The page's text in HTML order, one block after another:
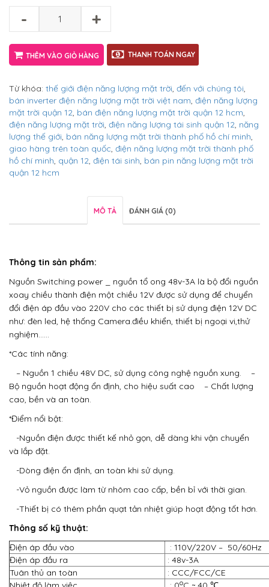
- +
THÊM VÀO GIỎ HÀNG THANH TOÁN NGAY
Từ khóa: thế giới điện năng lượng mặt trời, đến với chúng tôi,
bán inverter điện năng lượng mặt trời việt nam, điện năng lượng
mặt trời quận 12, bán điện năng lượng mặt trời quận 12 hcm,
điện năng lượng mặt trời, điện năng lượng tái sinh quận 12, năng
lượng thế giới, bán năng lượng mặt trời thành phố hồ chí minh,
giao hàng trên toàn quốc, điện năng lượng mặt trời thành phố
hồ chí minh, quận 12, điện tái sinh, bán pin năng lượng mặt trời
quận 12 hcm
MÔ TẢ ĐÁNH GIÁ (0)
Thông tin sản phẩm:
Nguồn Switching power
nguồn tổ ong 48v-3A là bộ đổi nguồn
xoay chiều thành điện một chiều 12V được sử dụng để chuyển
đổi điện áp đầu vào 220V cho các thiết bị sử dụng điện 12V DC
như: đèn led, hệ thống Camera.điều khiển, thiết bị ngoại vi,thử
nghiệm……
*Các tính năng:
– Nguồn 1 chiều 48V DC, sử dụng công nghệ nguồn xung.
–
Bộ nguồn hoạt động ổn định, cho hiệu suất cao
– Chất lượng
cao, bền và an toàn.
*Điểm nổi bật:
-Nguồn điện được thiết kế nhỏ gọn, dễ dàng khi vận chuyển
và lắp đặt.
-Dòng điện ổn định, an toàn khi sử dụng.
-Vỏ nguồn được làm từ nhôm cao cấp, bền bỉ với thời gian.
-Thiết bị có thêm phần quạt tản nhiệt giúp hoạt động tốt hơn.
Thông số kỹ thuật:
Điện áp đầu vào
: 110V/220V – 50/60Hz
Điện áp đầu ra
: 48v-3A
Tuân thủ an toàn
: CCC/FCC/CE
o